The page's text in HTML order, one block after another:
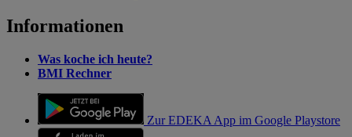
Informationen
Was koche ich heute?
BMI Rechner
Zur EDEKA App im Google Playstore